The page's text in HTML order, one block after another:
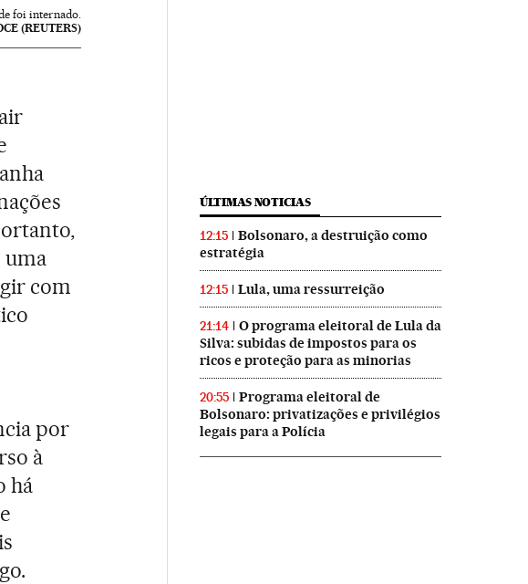
foi internado.
(REUTERS)
uma
com
por
à
há
ÚLTIMAS NOTICIAS
12:15
Bolsonaro, a destruição como
estratégia
12:15 Lula, uma ressurreição
21:14
O programa eleitoral de Lula da
Silva: subidas de impostos para os
ricos e proteção para as minorias
20:55
Programa eleitoral de
Bolsonaro: privatizações e privilégios
legais para a Polícia